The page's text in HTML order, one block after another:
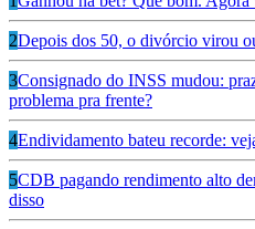
2Depois dos 50, o divórcio virou
3Consignado do INSS mudou:
problema pra frente?
4Endividamento bateu recorde:
5CDB pagando rendimento alto
disso